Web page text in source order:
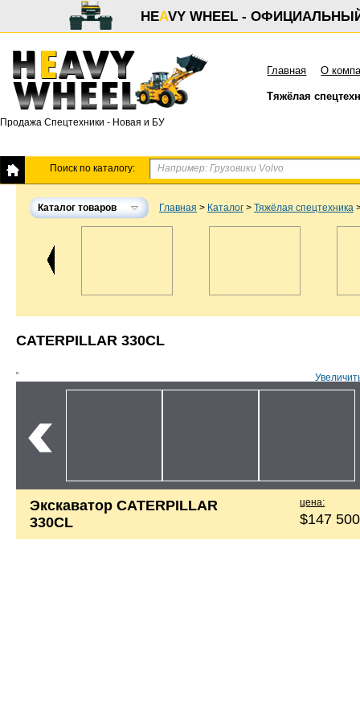
HEAVY WHEEL -
Продажа Спецтехники - Новая и БУ
Главная О
Тяжёлая
Поиск по каталогу:
Каталог товаров Главная > Каталог > Тяжёлая спецтехника
CATERPILLAR 330CL
Экскаватор CATERPILLAR
330CL
цена:
$147 500